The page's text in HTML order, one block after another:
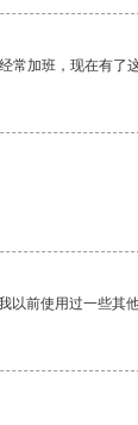
加班，现在有了
前使用过一些其